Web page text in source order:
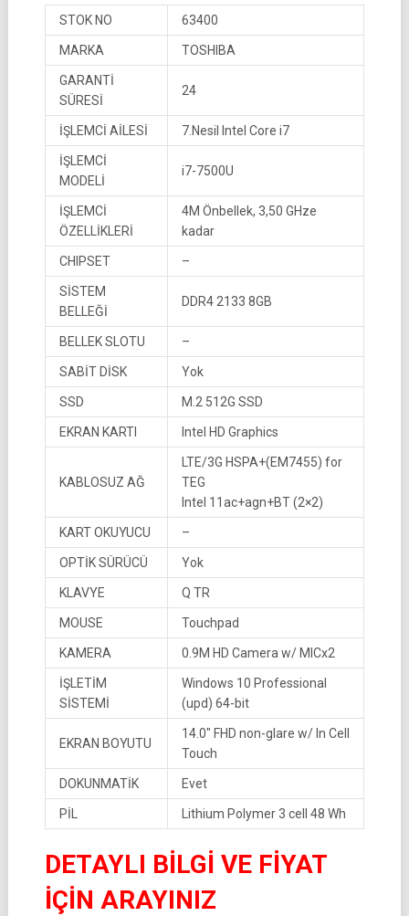
STOK NO 63400
MARKA TOSHIBA
GARANTİ
SÜRESİ
24
İŞLEMCİ AİLESİ 7.Nesil Intel Core i7
İŞLEMCİ
MODELİ
i7-7500U
İŞLEMCİ
ÖZELLİKLERİ
4M Önbellek, 3,50 GHze
kadar
CHIPSET –
SİSTEM
BELLEĞİ
DDR4 2133 8GB
BELLEK SLOTU –
SABİT DİSK Yok
SSD M.2 512G SSD
EKRAN KARTI Intel HD Graphics
KABLOSUZ AĞ
LTE/3G HSPA+(EM7455) for
TEG
Intel 11ac+agn+BT (2×2)
KART OKUYUCU –
OPTİK SÜRÜCÜ Yok
KLAVYE Q TR
MOUSE Touchpad
KAMERA 0.9M HD Camera w/ MICx2
İŞLETİM
SİSTEMİ
Windows 10 Professional
(upd) 64-bit
EKRAN BOYUTU
14.0″ FHD non-glare w/ In Cell
Touch
DOKUNMATİK Evet
PİL Lithium Polymer 3 cell 48 Wh
DETAYLI BİLGİ VE FİYAT
İÇİN ARAYINIZ